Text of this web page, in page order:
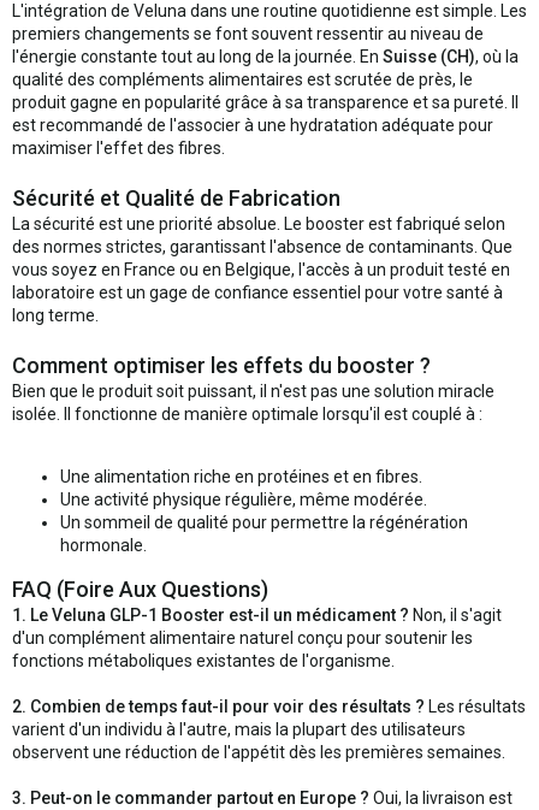
L'intégration de Veluna dans une routine quotidienne est simple. Les
premiers changements se font souvent ressentir au niveau de
l'énergie constante tout au long de la journée. En Suisse (CH), où la
qualité des compléments alimentaires est scrutée de près, le
produit gagne en popularité grâce à sa transparence et sa pureté. Il
est recommandé de l'associer à une hydratation adéquate pour
maximiser l'effet des fibres.
Sécurité et Qualité de Fabrication
La sécurité est une priorité absolue. Le booster est fabriqué selon
des normes strictes, garantissant l'absence de contaminants. Que
vous soyez en France ou en Belgique, l'accès à un produit testé en
laboratoire est un gage de confiance essentiel pour votre santé à
long terme.
Comment optimiser les effets du booster ?
Bien que le produit soit puissant, il n'est pas une solution miracle
isolée. Il fonctionne de manière optimale lorsqu'il est couplé à :
Une alimentation riche en protéines et en fibres.
Une activité physique régulière, même modérée.
Un sommeil de qualité pour permettre la régénération
hormonale.
FAQ (Foire Aux Questions)
1. Le Veluna GLP-1 Booster est-il un médicament ? Non, il s'agit
d'un complément alimentaire naturel conçu pour soutenir les
fonctions métaboliques existantes de l'organisme.
2. Combien de temps faut-il pour voir des résultats ? Les résultats
varient d'un individu à l'autre, mais la plupart des utilisateurs
observent une réduction de l'appétit dès les premières semaines.
3. Peut-on le commander partout en Europe ? Oui, la livraison est